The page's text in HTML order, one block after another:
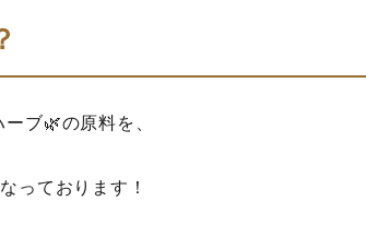
ブ🌿の原料を、
っております！